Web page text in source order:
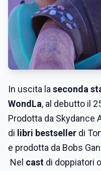
In uscita la seconda
WondLa, al debutto il
Prodotta da Skydance
di libri bestseller di
e prodotta da Bobs
Nel cast di doppiatori